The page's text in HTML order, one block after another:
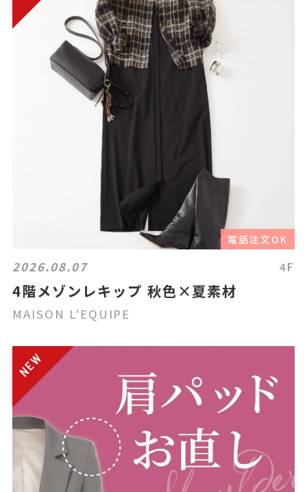
電話注文OK
2026.08.07 4F
4階メゾンレキップ 秋色×夏素材
MAISON L'EQUIPE